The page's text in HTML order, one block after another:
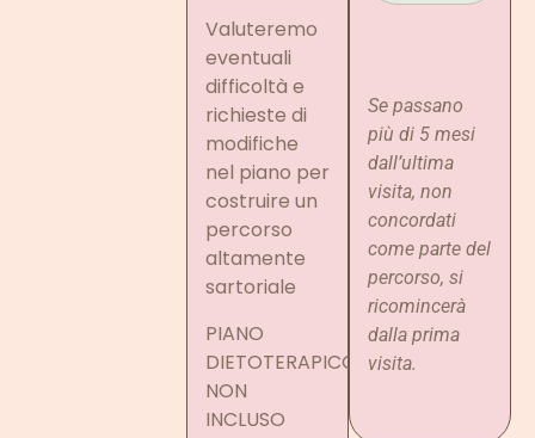
Valuteremo
eventuali
difficoltà e
richieste di
modifiche
nel piano per
costruire un
percorso
altamente
sartoriale
PIANO
DIETOTERAPICO
NON
INCLUSO
Se passano
più di 5 mesi
dall’ultima
visita, non
concordati
come parte del
percorso, si
ricomincerà
dalla prima
visita.